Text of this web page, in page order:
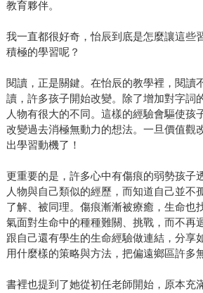
教育夥伴。
我一直都很好奇，怡辰到底是怎麼讓這些
積極的學習呢？
閱讀，正是關鍵。在怡辰的教學裡，閱讀
讀，許多孩子開始改變。除了增加對字詞
人物有很大的不同。這樣的經驗會驅使孩
改變過去消極無動力的想法。一旦價值觀
出學習動機了！
更重要的是，許多心中有傷痕的弱勢孩子
人物與自己類似的經歷，而知道自己並不
了解、被同理。傷痕漸漸被療癒，生命也
氣面對生命中的種種難關、挑戰，而不再
跟自己還有學生的生命經驗做連結，分享
用什麼樣的策略與方法，把偏遠鄉區許多
書裡也提到了她從初任老師開始，原本充